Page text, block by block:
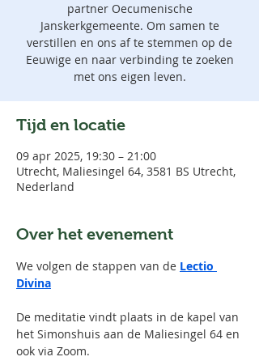
partner Oecumenische
Janskerkgemeente. Om samen te
verstillen en ons af te stemmen op de
Eeuwige en naar verbinding te zoeken
met ons eigen leven.
Tijd en locatie
09 apr 2025, 19:30 – 21:00
Utrecht, Maliesingel 64, 3581 BS Utrecht,
Nederland
Over het evenement
We volgen de stappen van de Lectio
Divina
De meditatie vindt plaats in de kapel van
het Simonshuis aan de Maliesingel 64 en
ook via Zoom.